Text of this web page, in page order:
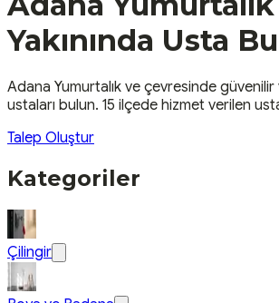
Yakınında Usta
Adana Yumurtalık ve çevresinde
ustaları bulun. 15 ilçede hizmet verilen
Talep Oluştur
Kategoriler
Çilingir